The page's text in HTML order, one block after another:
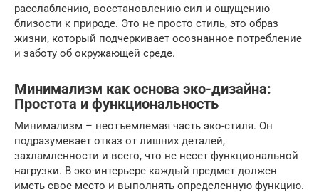
расслаблению, восстановлению сил и ощущению
близости к природе. Это не просто стиль, это образ
жизни, который подчеркивает осознанное потребление
и заботу об окружающей среде.
Минимализм как основа эко-дизайна:
Простота и функциональность
Минимализм – неотъемлемая часть эко-стиля. Он
подразумевает отказ от лишних деталей,
захламленности и всего, что не несет функциональной
нагрузки. В эко-интерьере каждый предмет должен
иметь свое место и выполнять определенную функцию.